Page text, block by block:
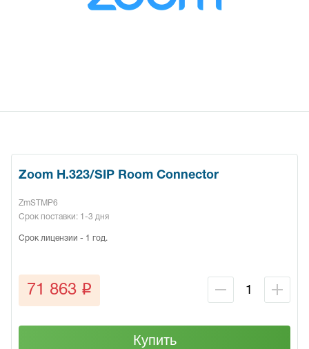
Zoom H.323/SIP Room Connector
ZmSTMP6
Срок поставки: 1-3 дня
Срок лицензии - 1 год.
71 863 q
Купить